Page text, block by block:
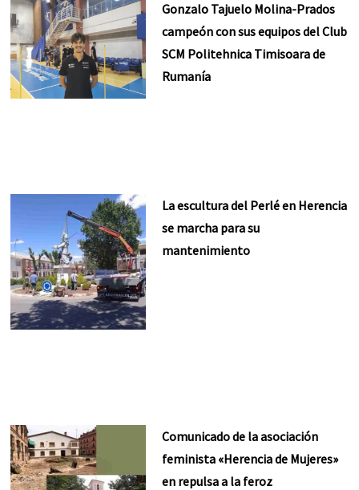
Gonzalo Tajuelo Molina-Prados
campeón con sus equipos del Club
SCM Politehnica Timisoara de
Rumanía
La escultura del Perlé en Herencia
se marcha para su
mantenimiento
Comunicado de la asociación
feminista «Herencia de Mujeres»
en repulsa a la feroz